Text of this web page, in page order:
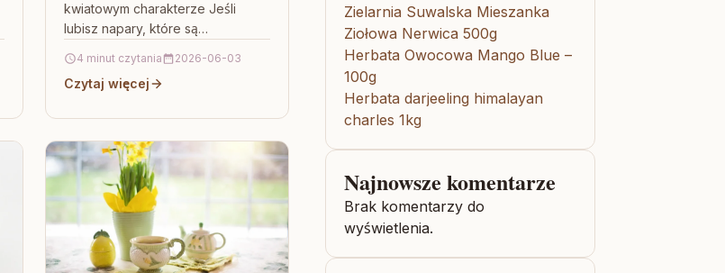
kwiatowym charakterze Jeśli
lubisz napary, które są
aromatyczne, Herbata zielona
jade eyes green jasmine 1…
4 minut czytania 2026-06-03
Czytaj więcej
Zielarnia Suwalska Mieszanka
Ziołowa Nerwica 500g
Herbata Owocowa Mango Blue –
100g
Herbata darjeeling himalayan
charles 1kg
Najnowsze komentarze
Brak komentarzy do
wyświetlenia.